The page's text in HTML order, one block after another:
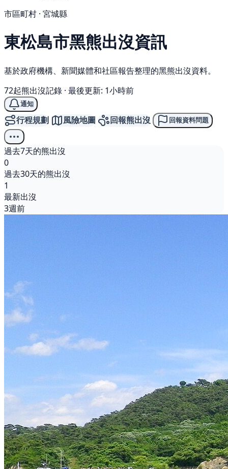
市區町村 · 宮城縣
東松島市黑熊出沒資訊
基於政府機構、新聞媒體和社區報告整理的黑熊出沒資料。
72起熊出沒記錄 · 最後更新: 1小時前
通知
行程規劃 風險地圖 回報熊出沒 回報資料問題
過去7天的熊出沒
0
過去30天的熊出沒
1
最新出沒
3週前